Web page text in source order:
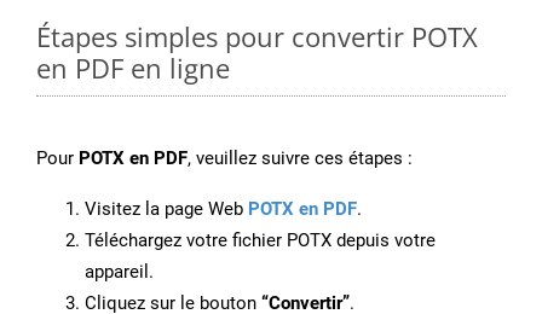
Étapes simples pour convertir POTX
en PDF en ligne
Pour POTX en PDF, veuillez suivre ces étapes :
Visitez la page Web POTX en PDF.
Téléchargez votre fichier POTX depuis votre
appareil.
Cliquez sur le bouton “Convertir”.